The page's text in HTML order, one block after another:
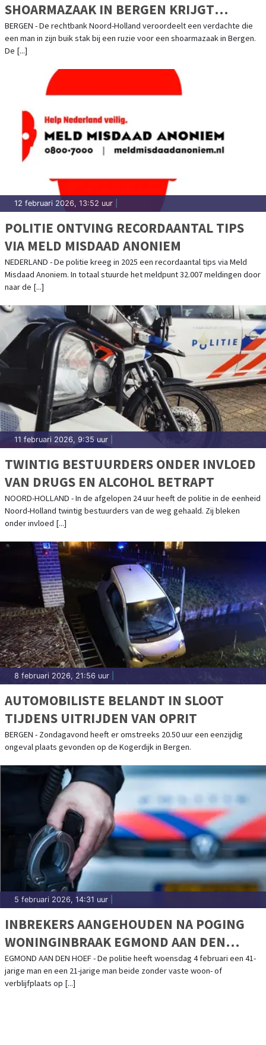
SHOARMAZAAK IN BERGEN KRIJGT
GEVANGENISSTRAF EN TBS
BERGEN - De rechtbank Noord-Holland veroordeelt een verdachte die
een man in zijn buik stak bij een ruzie voor een shoarmazaak in Bergen.
De [...]
12 februari 2026, 13:52 uur
POLITIE ONTVING RECORDAANTAL TIPS
VIA MELD MISDAAD ANONIEM
NEDERLAND - De politie kreeg in 2025 een recordaantal tips via Meld
Misdaad Anoniem. In totaal stuurde het meldpunt 32.007 meldingen door
naar de [...]
11 februari 2026, 9:35 uur
TWINTIG BESTUURDERS ONDER INVLOED
VAN DRUGS EN ALCOHOL BETRAPT
NOORD-HOLLAND - In de afgelopen 24 uur heeft de politie in de eenheid
Noord-Holland twintig bestuurders van de weg gehaald. Zij bleken
onder invloed [...]
8 februari 2026, 21:56 uur
AUTOMOBILISTE BELANDT IN SLOOT
TIJDENS UITRIJDEN VAN OPRIT
BERGEN - Zondagavond heeft er omstreeks 20.50 uur een eenzijdig
ongeval plaats gevonden op de Kogerdijk in Bergen.
5 februari 2026, 14:31 uur
INBREKERS AANGEHOUDEN NA POGING
WONINGINBRAAK EGMOND AAN DEN
HOEF
EGMOND AAN DEN HOEF - De politie heeft woensdag 4 februari een 41-
jarige man en een 21-jarige man beide zonder vaste woon- of
verblijfplaats op [...]